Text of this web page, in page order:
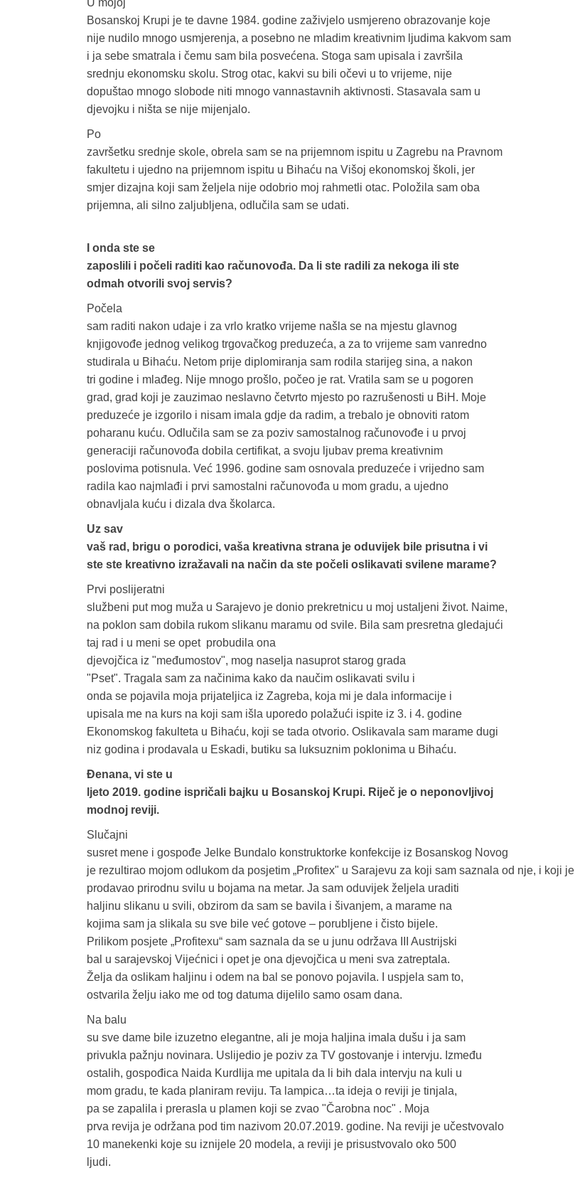
U mojoj
Bosanskoj Krupi je te davne 1984. godine zaživjelo usmjereno obrazovanje koje
nije nudilo mnogo usmjerenja, a posebno ne mladim kreativnim ljudima kakvom sam
i ja sebe smatrala i čemu sam bila posvećena. Stoga sam upisala i završila
srednju ekonomsku skolu. Strog otac, kakvi su bili očevi u to vrijeme, nije
dopuštao mnogo slobode niti mnogo vannastavnih aktivnosti. Stasavala sam u
djevojku i ništa se nije mijenjalo.
Po
završetku srednje skole, obrela sam se na prijemnom ispitu u Zagrebu na Pravnom
fakultetu i ujedno na prijemnom ispitu u Bihaću na Višoj ekonomskoj školi, jer
smjer dizajna koji sam željela nije odobrio moj rahmetli otac. Položila sam oba
prijemna, ali silno zaljubljena, odlučila sam se udati.
I onda ste se
zaposlili i počeli raditi kao računovođa. Da li ste radili za nekoga ili ste
odmah otvorili svoj servis?
Počela
sam raditi nakon udaje i za vrlo kratko vrijeme našla se na mjestu glavnog
knjigovođe jednog velikog trgovačkog preduzeća, a za to vrijeme sam vanredno
studirala u Bihaću. Netom prije diplomiranja sam rodila starijeg sina, a nakon
tri godine i mlađeg. Nije mnogo prošlo, počeo je rat. Vratila sam se u pogoren
grad, grad koji je zauzimao neslavno četvrto mjesto po razrušenosti u BiH. Moje
preduzeće je izgorilo i nisam imala gdje da radim, a trebalo je obnoviti ratom
poharanu kuću. Odlučila sam se za poziv samostalnog računovođe i u prvoj
generaciji računovođa dobila certifikat, a svoju ljubav prema kreativnim
poslovima potisnula. Već 1996. godine sam osnovala preduzeće i vrijedno sam
radila kao najmlađi i prvi samostalni računovođa u mom gradu, a ujedno
obnavljala kuću i dizala dva školarca.
Uz sav
vaš rad, brigu o porodici, vaša kreativna strana je oduvijek bile prisutna i vi
ste ste kreativno izražavali na način da ste počeli oslikavati svilene marame?
Prvi poslijeratni
službeni put mog muža u Sarajevo je donio prekretnicu u moj ustaljeni život. Naime,
na poklon sam dobila rukom slikanu maramu od svile. Bila sam presretna gledajući
taj rad i u meni se opet probudila ona
djevojčica iz "međumostov", mog naselja nasuprot starog grada
"Pset". Tragala sam za načinima kako da naučim oslikavati svilu i
onda se pojavila moja prijateljica iz Zagreba, koja mi je dala informacije i
upisala me na kurs na koji sam išla uporedo polažući ispite iz 3. i 4. godine
Ekonomskog fakulteta u Bihaću, koji se tada otvorio. Oslikavala sam marame dugi
niz godina i prodavala u Eskadi, butiku sa luksuznim poklonima u Bihaću.
Đenana, vi ste u
ljeto 2019. godine ispričali bajku u Bosanskoj Krupi. Riječ je o neponovljivoj
modnoj reviji.
Slučajni
susret mene i gospođe Jelke Bundalo konstruktorke konfekcije iz Bosanskog Novog
je rezultirao mojom odlukom da posjetim „Profitex" u Sarajevu za koji sam saznala od nje, i koji je
prodavao prirodnu svilu u bojama na metar. Ja sam oduvijek željela uraditi
haljinu slikanu u svili, obzirom da sam se bavila i šivanjem, a marame na
kojima sam ja slikala su sve bile već gotove – porubljene i čisto bijele.
Prilikom posjete „Profitexu“ sam saznala da se u junu održava III Austrijski
bal u sarajevskoj Vijećnici i opet je ona djevojčica u meni sva zatreptala.
Želja da oslikam haljinu i odem na bal se ponovo pojavila. I uspjela sam to,
ostvarila želju iako me od tog datuma dijelilo samo osam dana.
Na balu
su sve dame bile izuzetno elegantne, ali je moja haljina imala dušu i ja sam
privukla pažnju novinara. Uslijedio je poziv za TV gostovanje i intervju. Između
ostalih, gospođica Naida Kurdlija me upitala da li bih dala intervju na kuli u
mom gradu, te kada planiram reviju. Ta lampica…ta ideja o reviji je tinjala,
pa se zapalila i prerasla u plamen koji se zvao "Čarobna noc" . Moja
prva revija je održana pod tim nazivom 20.07.2019. godine. Na reviji je učestvovalo
10 manekenki koje su iznijele 20 modela, a reviji je prisustvovalo oko 500
ljudi.